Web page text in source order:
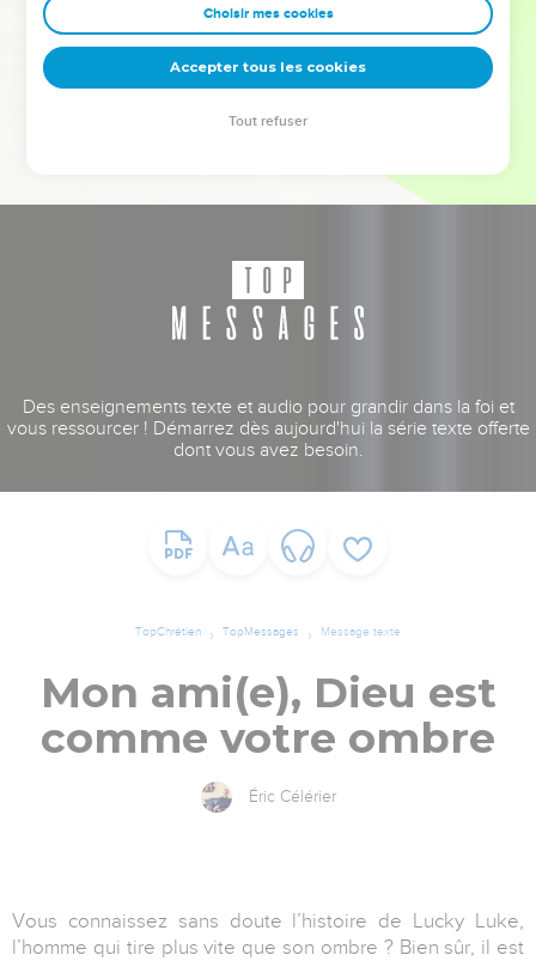
clés pour avancer avec plus de sagesse afin que leurs erreurs
deviennent vos tremplins. Que vous guidiez un ministère, une
équipe, un groupe ou une famille, leur expérience est faite
pour vous.
Des enseignements texte et audio pour grandir dans la foi et
vous ressourcer ! Démarrez dès aujourd'hui la série texte offerte
dont vous avez besoin.
TopChrétien TopMessages Message texte
Mon ami(e), Dieu est
comme votre ombre
Éric Célérier
Vous connaissez sans doute l’histoire de Lucky Luke,
l’homme qui tire plus vite que son ombre ? Bien sûr, il est
Choisir mes cookies
Accepter tous les cookies
Tout refuser